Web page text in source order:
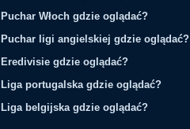
Puchar Włoch gdzie oglądać?
Puchar ligi angielskiej gdzie oglądać?
Eredivisie gdzie oglądać?
Liga portugalska gdzie oglądać?
Liga belgijska gdzie oglądać?